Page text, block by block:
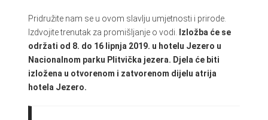
Pridružite nam se u ovom slavlju umjetnosti i prirode.
Izdvojite trenutak za promišljanje o vodi. Izložba će se
održati od 8. do 16 lipnja 2019. u hotelu Jezero u
Nacionalnom parku Plitvička jezera. Djela će biti
izložena u otvorenom i zatvorenom dijelu atrija
hotela Jezero.